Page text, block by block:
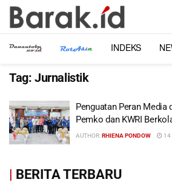
INDEKS
Tag: Jurnalistik
Penguatan Peran Media
Pemko dan KWRI
AUTHOR:RHIENA PONDOW 14
| BERITA TERBARU